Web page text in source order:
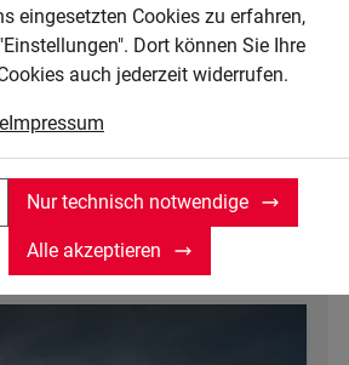
eingesetzten Cookies zu erfahren,
Dort können Sie Ihre
auch jederzeit widerrufen.
Impressum
Nur technisch notwendige
Alle akzeptieren